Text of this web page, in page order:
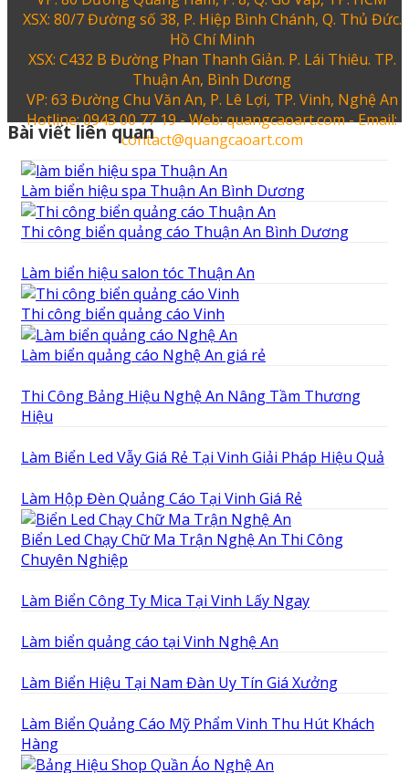
XSX: 80/7 Đường số 38, P. Hiệp Bình Chánh, Q. Thủ Đức.
Hồ Chí Minh
XSX: C432 B Đường Phan Thanh Giản. P. Lái Thiêu. TP.
Thuận An, Bình Dương
VP: 63 Đường Chu Văn An, P. Lê Lợi, TP. Vinh, Nghệ An
Hotline: 0943 00 77 19 - Web: quangcaoart.com - Email:
contact@quangcaoart.com
Bài viết liên quan
Làm biển hiệu spa Thuận An Bình Dương
Thi công biển quảng cáo Thuận An Bình Dương
Làm biển hiệu salon tóc Thuận An
Thi công biển quảng cáo Vinh
Làm biển quảng cáo Nghệ An giá rẻ
Thi Công Bảng Hiệu Nghệ An Nâng Tầm Thương
Hiệu
Làm Biển Led Vẫy Giá Rẻ Tại Vinh Giải Pháp Hiệu Quả
Làm Hộp Đèn Quảng Cáo Tại Vinh Giá Rẻ
Biển Led Chạy Chữ Ma Trận Nghệ An Thi Công
Chuyên Nghiệp
Làm Biển Công Ty Mica Tại Vinh Lấy Ngay
Làm biển quảng cáo tại Vinh Nghệ An
Làm Biển Hiệu Tại Nam Đàn Uy Tín Giá Xưởng
Làm Biển Quảng Cáo Mỹ Phẩm Vinh Thu Hút Khách
Hàng